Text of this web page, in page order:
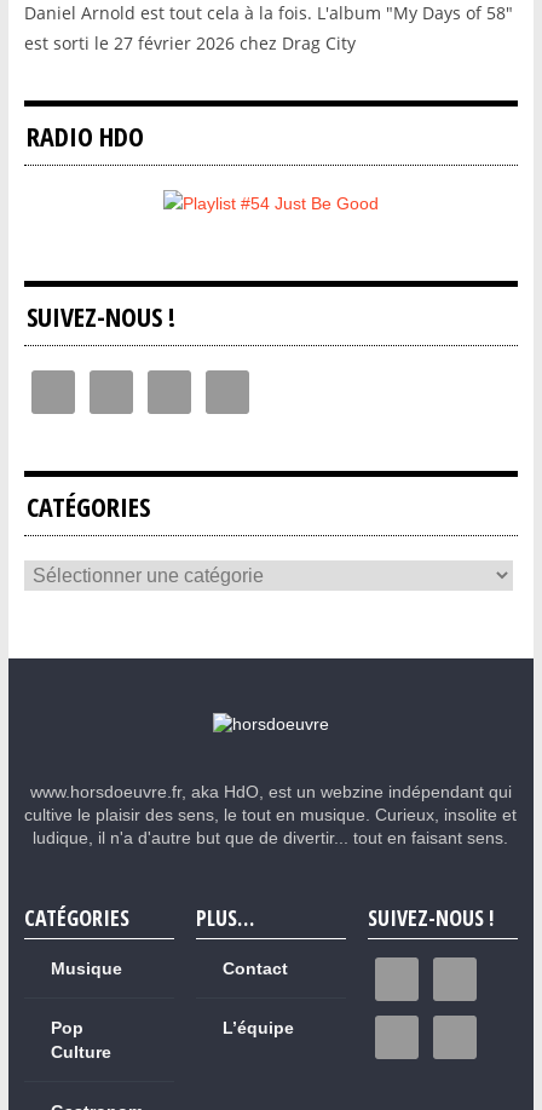
Daniel Arnold est tout cela à la fois. L'album "My Days of 58"
est sorti le 27 février 2026 chez Drag City
RADIO HDO
SUIVEZ-NOUS !
CATÉGORIES
www.horsdoeuvre.fr, aka HdO, est un webzine indépendant qui
cultive le plaisir des sens, le tout en musique. Curieux, insolite et
ludique, il n'a d'autre but que de divertir... tout en faisant sens.
CATÉGORIES
Musique
Pop
Culture
PLUS…
Contact
L’équipe
SUIVEZ-NOUS !